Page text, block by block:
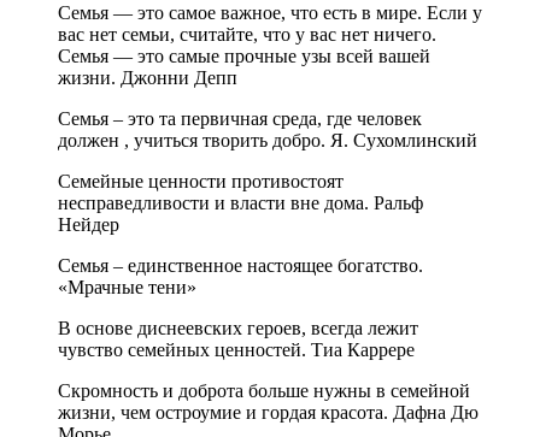
Семья — это самое важное, что есть в мире. Если у
вас нет семьи, считайте, что у вас нет ничего.
Семья — это самые прочные узы всей вашей
жизни. Джонни Депп
Семья ‒ это та первичная среда, где человек
должен , учиться творить добро. Я. Сухомлинский
Семейные ценности противостоят
несправедливости и власти вне дома. Ральф
Нейдер
Семья ‒ единственное настоящее богатство.
«Мрачные тени»
В основе диснеевских героев, всегда лежит
чувство семейных ценностей. Тиа Каррере
Скромность и доброта больше нужны в семейной
жизни, чем остроумие и гордая красота. Дафна Дю